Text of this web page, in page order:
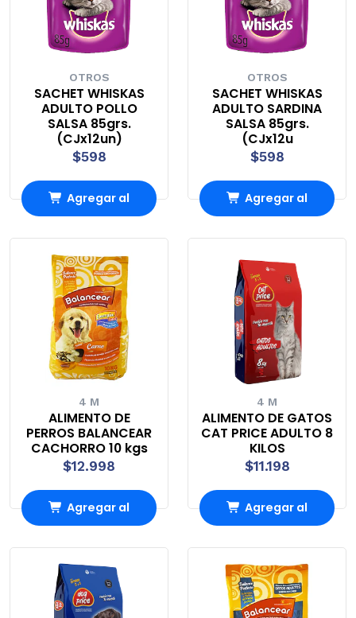
OTROS
SACHET WHISKAS
ADULTO POLLO
SALSA 85grs.
(CJx12un)
$598
Agregar al
OTROS
SACHET WHISKAS
ADULTO SARDINA
SALSA 85grs.
(CJx12u
$598
Agregar al
4 M
ALIMENTO DE
PERROS BALANCEAR
CACHORRO 10 kgs
$12.998
Agregar al
4 M
ALIMENTO DE GATOS
CAT PRICE ADULTO 8
KILOS
$11.198
Agregar al